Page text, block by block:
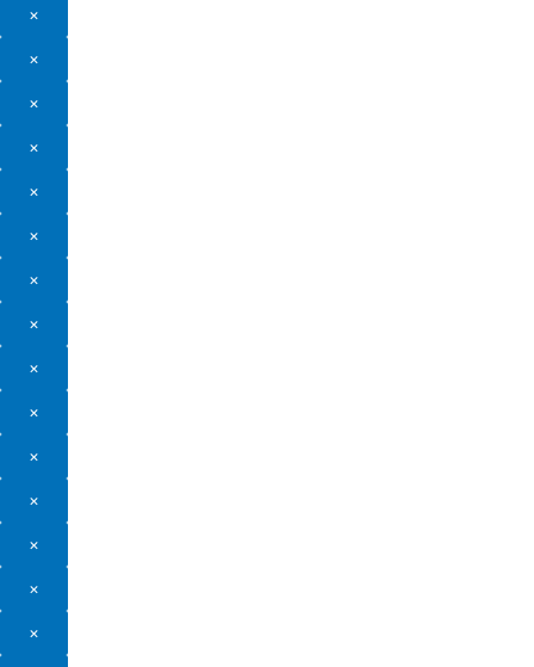
×
×
×
×
×
×
×
×
×
×
×
×
×
×
×